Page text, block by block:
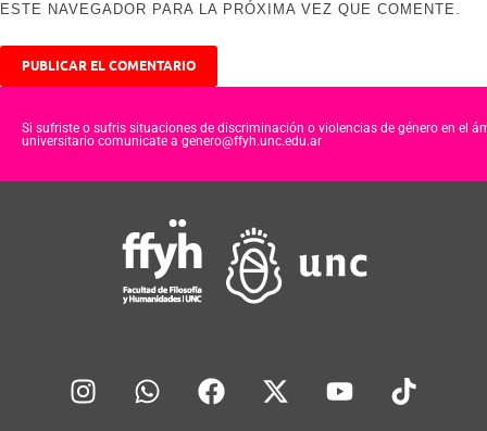
ESTE NAVEGADOR PARA LA PRÓXIMA VEZ QUE COMENTE.
Si sufriste o sufris situaciones de discriminación o violencias de género en el
universitario comunicate a genero@ffyh.unc.edu.ar